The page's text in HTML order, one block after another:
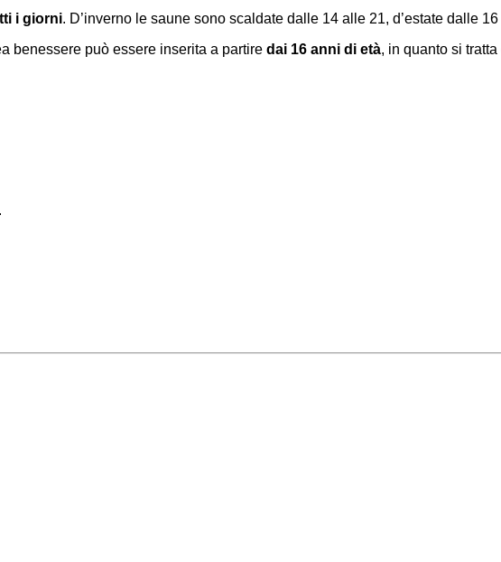
i giorni. D’inverno le saune sono scaldate dalle 14 alle 21, d’estate dalle
benessere può essere inserita a partire dai 16 anni di età, in quanto si tratta